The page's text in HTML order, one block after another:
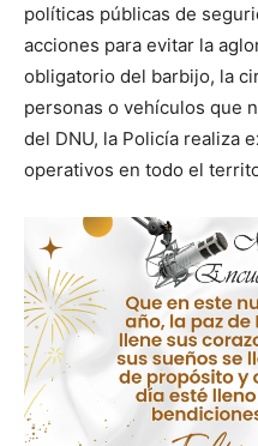
políticas públicas de
acciones para evitar la
obligatorio del barbijo, la
personas o vehículos que
del DNU, la Policía realiza
operativos en todo el